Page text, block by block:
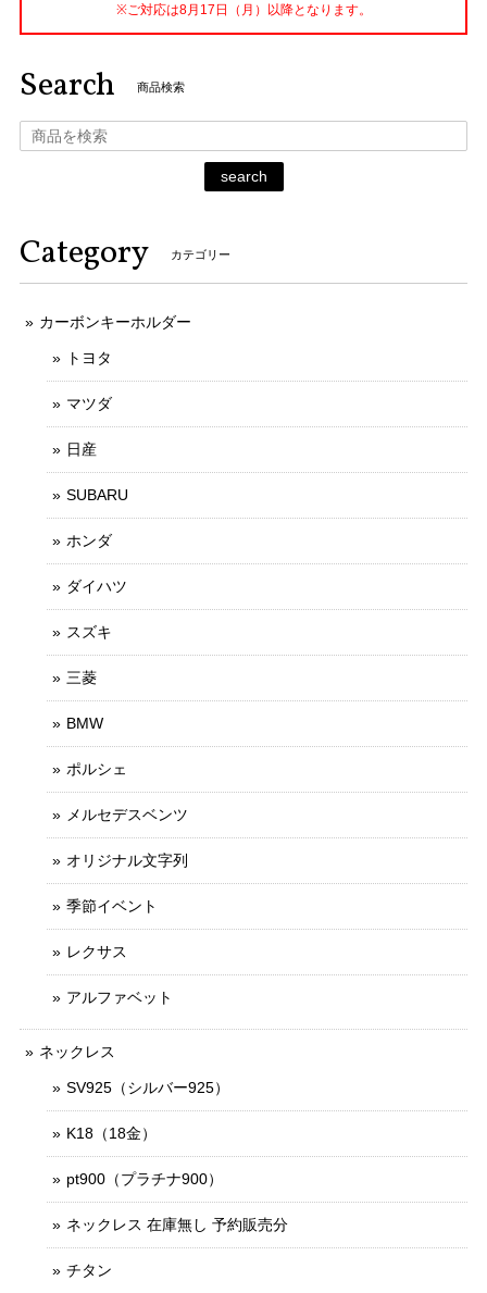
※ご対応は8月17日（月）以降となります。
Search 商品検索
search
Category カテゴリー
カーボンキーホルダー
トヨタ
マツダ
日産
SUBARU
ホンダ
ダイハツ
スズキ
三菱
BMW
ポルシェ
メルセデスベンツ
オリジナル文字列
季節イベント
レクサス
アルファベット
ネックレス
SV925（シルバー925）
K18（18金）
pt900（プラチナ900）
ネックレス 在庫無し 予約販売分
チタン